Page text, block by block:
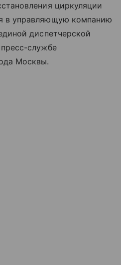
циркуляции
в управляющую компанию
диспетчерской
службе
Москвы.